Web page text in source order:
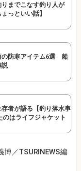
までこなす釣り人が
っといい話】
の防寒アイテム6選 船
説
存者が語る【釣り落水事
のはライフジャケット
博／TSURINEWS編